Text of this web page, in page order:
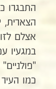
התבגרו
הצארית,
אצלם
במגעיו
כמו